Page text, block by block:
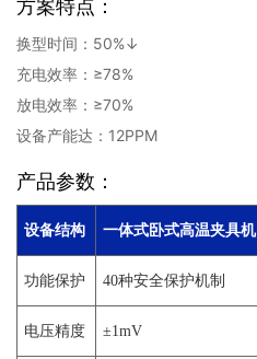
方案特点：
换型时间：50%↓
充电效率：≥78%
放电效率：≥70%
设备产能达：12PPM
产品参数：
设备结构 一体式卧式高温夹具机
功能保护 40种安全保护机制
电压精度 ±1mV